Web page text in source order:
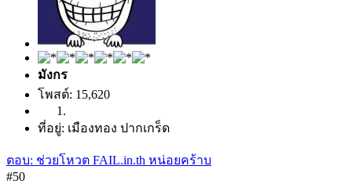
มังกร
โพสต์: 15,620
ที่อยู่: เมืองทอง ปากเกร็ด
ตอบ: ช่วยโหวต FAIL.in.th หน่อยคร้าบ
#50